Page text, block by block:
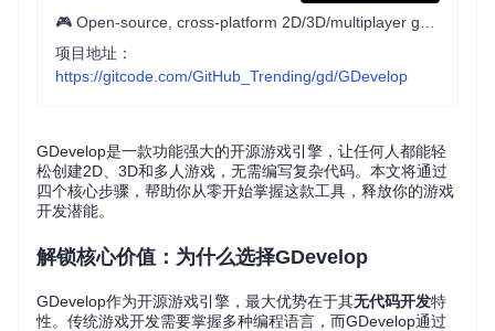
项目地址：
https://gitcode.com/GitHub_Trending/gd/GDevelop
GDevelop是一款功能强大的开源游戏引擎，让任何人都能轻
松创建2D、3D和多人游戏，无需编写复杂代码。本文将通过
四个核心步骤，帮助你从零开始掌握这款工具，释放你的游戏
开发潜能。
解锁核心价值：为什么选择GDevelop
GDevelop作为开源游戏引擎，最大优势在于其无代码开发特
性。传统游戏开发需要掌握多种编程语言，而GDevelop通过